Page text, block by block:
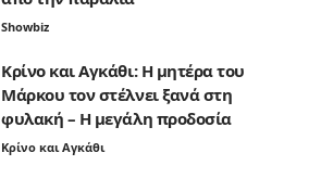
Showbiz
Κρίνο και Αγκάθι: Η μητέρα του
Μάρκου τον στέλνει ξανά στη
φυλακή – Η μεγάλη προδοσία
Κρίνο και Αγκάθι